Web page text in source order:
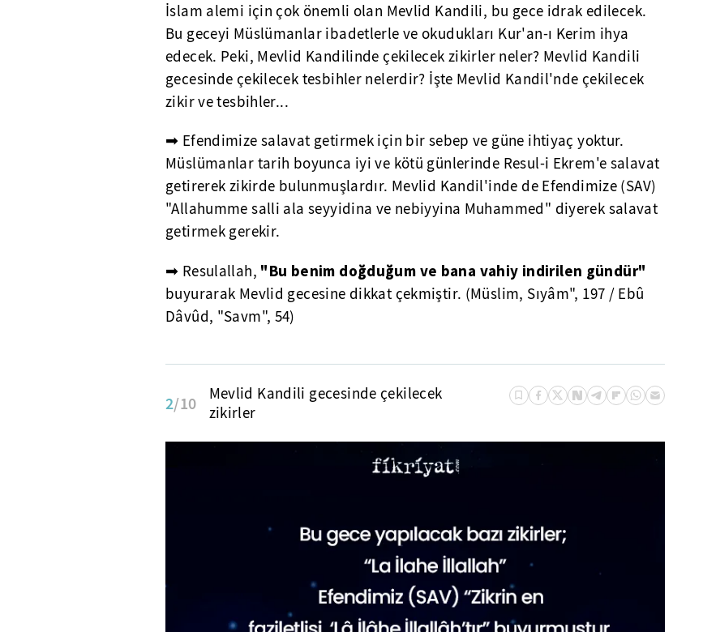
İslam alemi için çok önemli olan Mevlid Kandili, bu gece idrak edilecek.
Bu geceyi Müslümanlar ibadetlerle ve okudukları Kur'an-ı Kerim ihya
edecek. Peki, Mevlid Kandilinde çekilecek zikirler neler? Mevlid Kandili
gecesinde çekilecek tesbihler nelerdir? İşte Mevlid Kandil'nde çekilecek
zikir ve tesbihler...
➡ Efendimize salavat getirmek için bir sebep ve güne ihtiyaç yoktur.
Müslümanlar tarih boyunca iyi ve kötü günlerinde Resul-i Ekrem'e salavat
getirerek zikirde bulunmuşlardır. Mevlid Kandil'inde de Efendimize (SAV)
"Allahumme salli ala seyyidina ve nebiyyina Muhammed" diyerek salavat
getirmek gerekir.
➡ Resulallah, "Bu benim doğduğum ve bana vahiy indirilen gündür"
buyurarak Mevlid gecesine dikkat çekmiştir. (Müslim, Sıyâm", 197 / Ebû
Dâvûd, "Savm", 54)
2/10
Mevlid Kandili gecesinde çekilecek
zikirler